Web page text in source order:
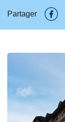
Partager
P
a
g